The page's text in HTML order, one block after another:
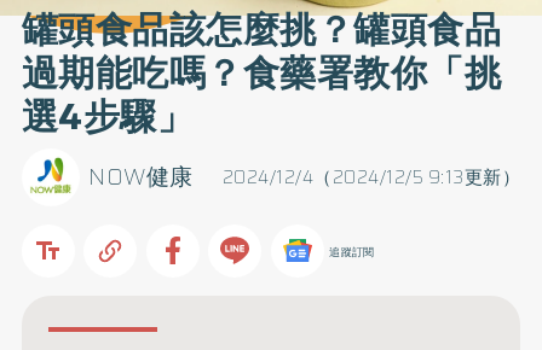
罐頭食品該怎麼挑？罐頭食品
過期能吃嗎？食藥署教你「挑
選4步驟」
2024/12/4（2024/12/5 9:13更新）
NOW健康
追蹤訂閱